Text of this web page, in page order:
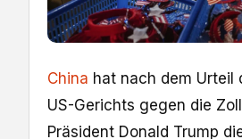
China hat nach dem Urteil
US-Gerichts gegen die
Präsident Donald Trump